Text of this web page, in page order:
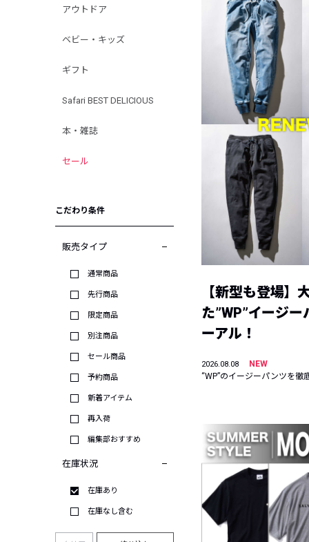
アウトドア
ベビー・キッズ
ギフト
Safari BEST DELICIOUS
本・雑誌
セール
こだわり条件
販売タイプ
通常商品
先行商品
限定商品
別注商品
セール商品
予約商品
新着アイテム
再入荷
編集部おすすめ
在庫状況
在庫あり
在庫なし含む
【新型も登場】
た”WP”イージ
ーアル！
2026.08.08
NEW
“WP”のイージーパンツを徹